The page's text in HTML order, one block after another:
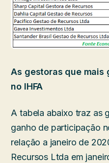
As gestoras que mais
no IHFA
A tabela abaixo traz as
ganho de participação
relação a janeiro de
Recursos Ltda em